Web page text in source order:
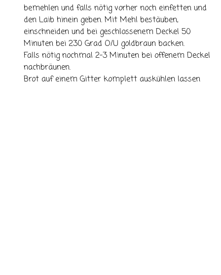
bemehlen und falls nötig vorher noch einfetten und
den Laib hinein geben. Mit Mehl bestäuben,
einschneiden und bei geschlossenem Deckel 50
Minuten bei 230 Grad O/U goldbraun backen.
Falls nötig nochmal 2-3 Minuten bei offenem Deckel
nachbräunen.
Brot auf einem Gitter komplett auskühlen lassen